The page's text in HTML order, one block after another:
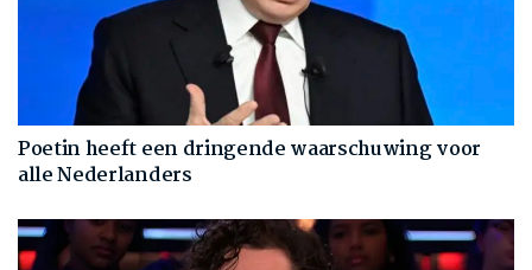
Poetin heeft een dringende waarschuwing voor
alle Nederlanders